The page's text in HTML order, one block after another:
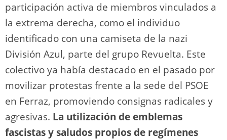
participación activa de miembros vinculados a
la extrema derecha, como el individuo
identificado con una camiseta de la nazi
División Azul, parte del grupo Revuelta. Este
colectivo ya había destacado en el pasado por
movilizar protestas frente a la sede del PSOE
en Ferraz, promoviendo consignas radicales y
agresivas. La utilización de emblemas
fascistas y saludos propios de regímenes